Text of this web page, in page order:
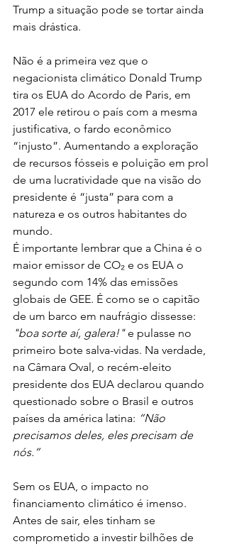
Trump a situação pode se tortar ainda
mais drástica.
Não é a primeira vez que o
negacionista climático Donald Trump
tira os EUA do Acordo de Paris, em
2017 ele retirou o país com a mesma
justificativa, o fardo econômico
“injusto”. Aumentando a exploração
de recursos fósseis e poluição em prol
de uma lucratividade que na visão do
presidente é “justa” para com a
natureza e os outros habitantes do
mundo.
É importante lembrar que a China é o
maior emissor de CO₂ e os EUA o
segundo com 14% das emissões
globais de GEE. É como se o capitão
de um barco em naufrágio dissesse:
"boa sorte aí, galera!" e pulasse no
primeiro bote salva-vidas. Na verdade,
na Câmara Oval, o recém-eleito
presidente dos EUA declarou quando
questionado sobre o Brasil e outros
países da américa latina: “Não
precisamos deles, eles precisam de
nós.”
Sem os EUA, o impacto no
financiamento climático é imenso.
Antes de sair, eles tinham se
comprometido a investir bilhões de